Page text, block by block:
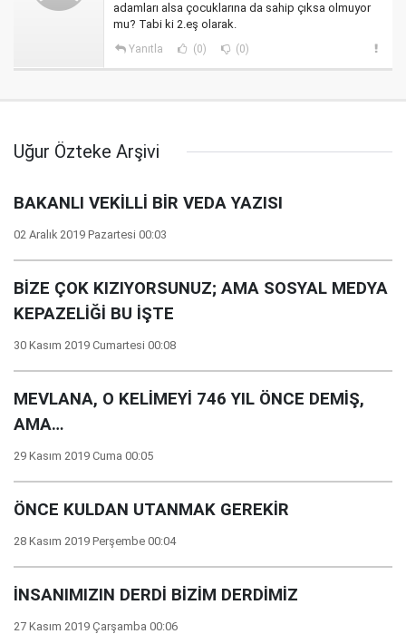
adamları alsa çocuklarına da sahip çıksa olmuyor
mu? Tabi ki 2.eş olarak.
Yanıtla (0) (0)
Uğur Özteke Arşivi
BAKANLI VEKİLLİ BİR VEDA YAZISI
02 Aralık 2019 Pazartesi 00:03
BİZE ÇOK KIZIYORSUNUZ; AMA SOSYAL MEDYA
KEPAZELİĞİ BU İŞTE
30 Kasım 2019 Cumartesi 00:08
MEVLANA, O KELİMEYİ 746 YIL ÖNCE DEMİŞ,
AMA…
29 Kasım 2019 Cuma 00:05
ÖNCE KULDAN UTANMAK GEREKİR
28 Kasım 2019 Perşembe 00:04
İNSANIMIZIN DERDİ BİZİM DERDİMİZ
27 Kasım 2019 Çarşamba 00:06